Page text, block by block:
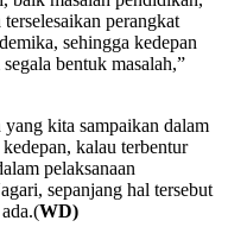
perangkat
sehingga kedepan
bentuk masalah,”
kita sampaikan dalam
kalau terbentur
pelaksanaan
sepanjang hal tersebut
WD)